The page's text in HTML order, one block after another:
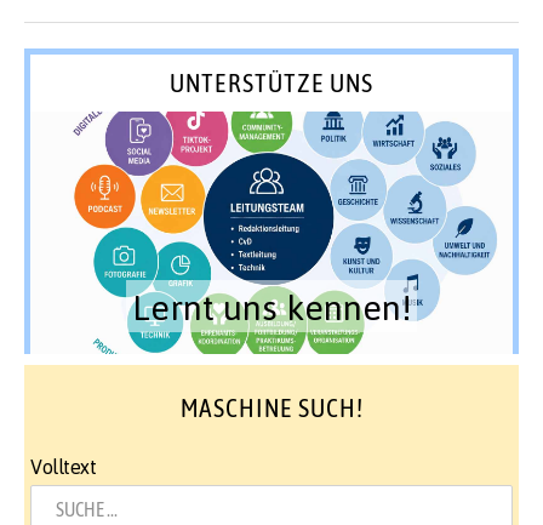
UNTERSTÜTZE UNS
Lernt uns kennen!
MASCHINE SUCH!
Volltext